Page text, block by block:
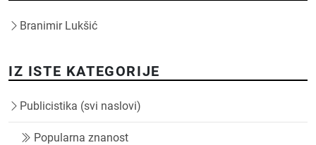
Branimir Lukšić
IZ ISTE KATEGORIJE
Publicistika (svi naslovi)
Popularna znanost